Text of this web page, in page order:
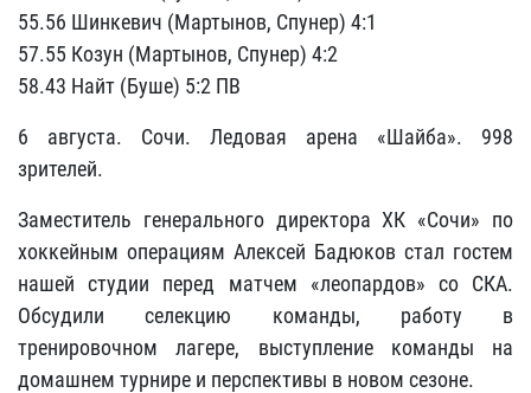
55.56 Шинкевич (Мартынов, Спунер) 4:1
57.55 Козун (Мартынов, Спунер) 4:2
58.43 Найт (Буше) 5:2 ПВ
6 августа. Сочи. Ледовая арена «Шайба». 998
зрителей.
Заместитель генерального директора ХК «Сочи» по
хоккейным операциям Алексей Бадюков стал гостем
нашей студии перед матчем «леопардов» со СКА.
Обсудили селекцию команды, работу в
тренировочном лагере, выступление команды на
домашнем турнире и перспективы в новом сезоне.